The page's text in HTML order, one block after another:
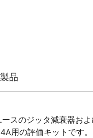
品
スのジッタ減衰器お
用の評価キットです